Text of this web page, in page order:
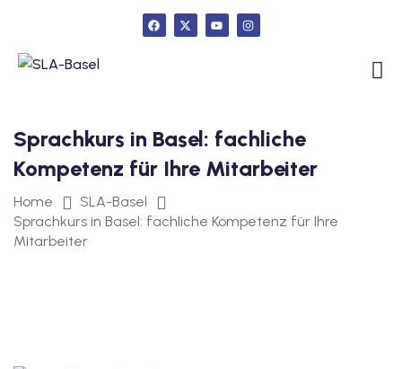
Sprachkurs in Basel: fachliche
Kompetenz für Ihre Mitarbeiter
Home
SLA-Basel
Sprachkurs in Basel: fachliche Kompetenz für Ihre
Mitarbeiter